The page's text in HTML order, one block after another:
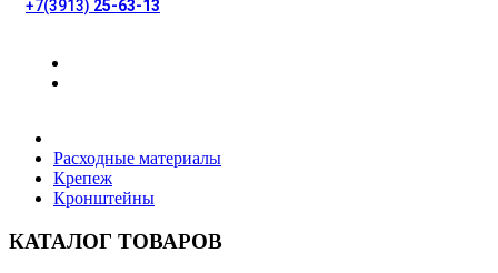
+7(3913) 25-63-13
Расходные материалы
Крепеж
Кронштейны
КАТАЛОГ ТОВАРОВ